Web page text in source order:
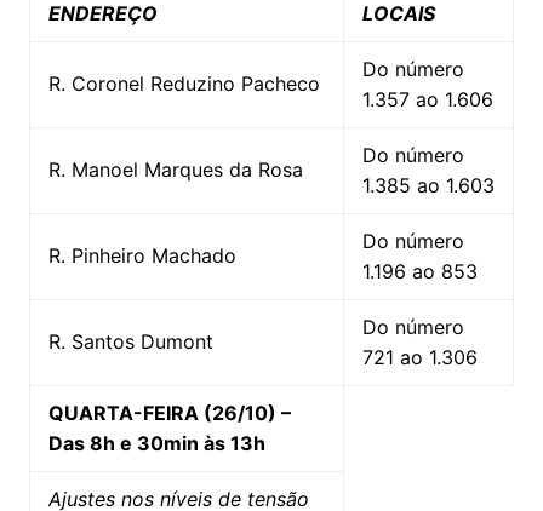
ENDEREÇO LOCAIS
R. Coronel Reduzino Pacheco
Do número
1.357 ao 1.606
R. Manoel Marques da Rosa
Do número
1.385 ao 1.603
R. Pinheiro Machado
Do número
1.196 ao 853
R. Santos Dumont
Do número
721 ao 1.306
QUARTA-FEIRA (26/10) –
Das 8h e 30min às 13h
Ajustes nos níveis de tensão